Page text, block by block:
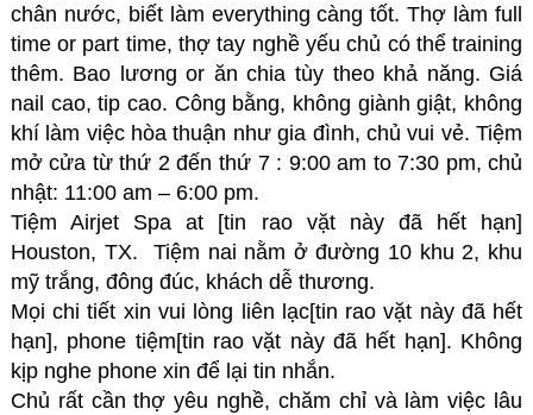
chân nước, biết làm everything càng tốt. Thợ làm full
time or part time, thợ tay nghề yếu chủ có thể training
thêm. Bao lương or ăn chia tùy theo khả năng. Giá
nail cao, tip cao. Công bằng, không giành giật, không
khí làm việc hòa thuận như gia đình, chủ vui vẻ. Tiệm
mở cửa từ thứ 2 đến thứ 7 : 9:00 am to 7:30 pm, chủ
nhật: 11:00 am – 6:00 pm.
Tiệm Airjet Spa at [tin rao vặt này đã hết hạn]
Houston, TX. Tiệm nai nằm ở đường 10 khu 2, khu
mỹ trắng, đông đúc, khách dễ thương.
Mọi chi tiết xin vui lòng liên lạc[tin rao vặt này đã hết
hạn], phone tiệm[tin rao vặt này đã hết hạn]. Không
kịp nghe phone xin để lại tin nhắn.
Chủ rất cần thợ yêu nghề, chăm chỉ và làm việc lâu